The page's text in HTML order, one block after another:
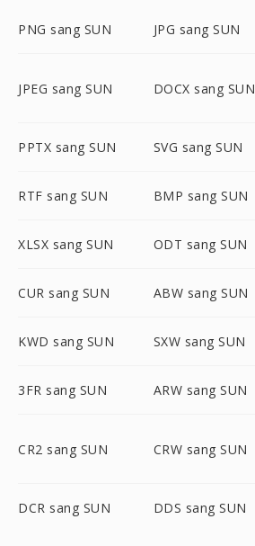
PNG sang SUN JPG sang SUN
JPEG sang SUN DOCX sang SUN
PPTX sang SUN SVG sang SUN
RTF sang SUN BMP sang SUN
XLSX sang SUN ODT sang SUN
CUR sang SUN ABW sang SUN
KWD sang SUN SXW sang SUN
3FR sang SUN ARW sang SUN
CR2 sang SUN CRW sang SUN
DCR sang SUN DDS sang SUN